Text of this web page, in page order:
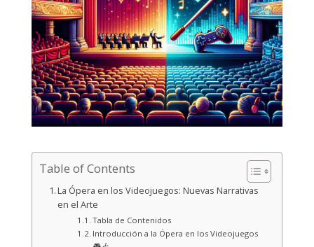
Table of Contents
La Ópera en los Videojuegos: Nuevas Narrativas
en el Arte
Tabla de Contenidos
Introducción a la Ópera en los Videojuegos